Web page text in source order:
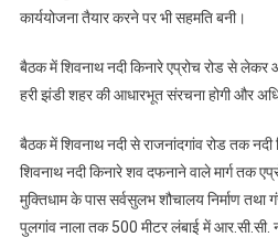
कार्ययोजना तैयार करने पर भी सहमति बनी।
बैठक में शिवनाथ नदी किनारे एप्रोच रोड से लेकर
हरी झंडी शहर की आधारभूत संरचना होगी और
बैठक में शिवनाथ नदी से राजनांदगांव रोड तक नदी
शिवनाथ नदी किनारे शव दफनाने वाले मार्ग तक
मुक्तिधाम के पास सर्वसुलभ शौचालय निर्माण तथा
पुलगांव नाला तक 500 मीटर लंबाई में आर.सी.सी.